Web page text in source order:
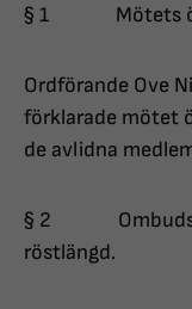
§ 1 Mötets
Ordförande Ove
förklarade mötet
de avlidna
§ 2
röstlängd.